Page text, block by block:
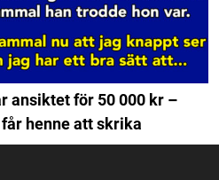
ansiktet för 50 000 kr –
henne att skrika